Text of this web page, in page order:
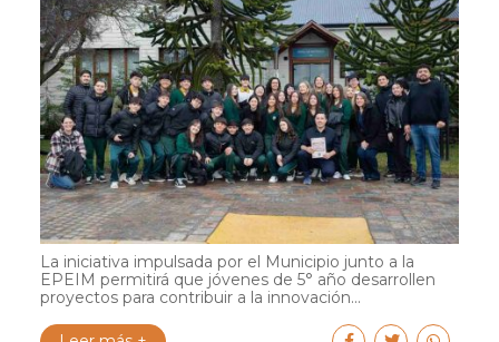
La iniciativa impulsada por el Municipio junto a la
EPEIM permitirá que jóvenes de 5° año desarrollen
proyectos para contribuir a la innovación...